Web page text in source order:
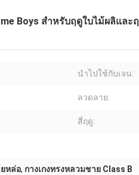
Boys สำหรับฤดูใบไม้ผลิและ
นำไปใช้กับเจน:
ลวดลาย:
สี่ฤดู:
หล่อ, กางเกงทรงหลวมชาย Class B